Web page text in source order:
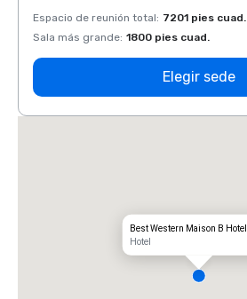
Espacio de reunión total: 7201 pies cuad.
Sala más grande: 1800 pies cuad.
Elegir sede
Best Western Maison B Hotel
Hotel